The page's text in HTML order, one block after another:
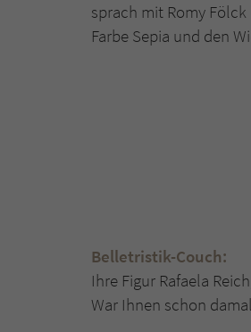
sprach mit Romy
Farbe Sepia und den
Belletristik-Couch:
Ihre Figur Rafaela
War Ihnen schon